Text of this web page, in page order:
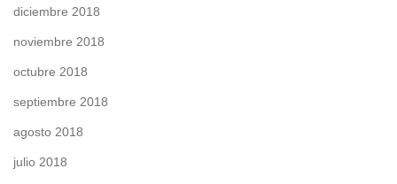
diciembre 2018
noviembre 2018
octubre 2018
septiembre 2018
agosto 2018
julio 2018